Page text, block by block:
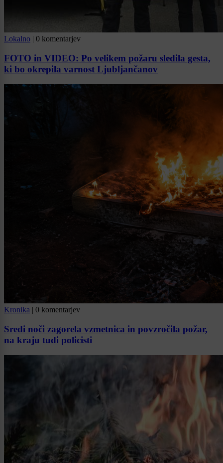
Lokalno | 0 komentarjev
FOTO in VIDEO: Po velikem požaru sledila gesta,
ki bo okrepila varnost Ljubljančanov
Kronika | 0 komentarjev
Sredi noči zagorela vzmetnica in povzročila požar,
na kraju tudi policisti